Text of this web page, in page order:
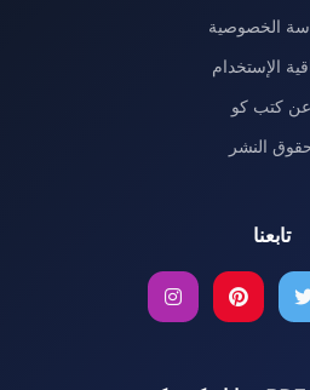
الخصوصية
الإستخدام
عن كتب كو
النشر
تابعنا